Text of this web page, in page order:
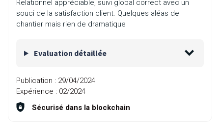
Relationnel appréciable, suivi global correct avec un
souci de la satisfaction client. Quelques aléas de
chantier mais rien de dramatique
Evaluation détaillée
Publication : 29/04/2024
Expérience : 02/2024
Sécurisé dans la blockchain